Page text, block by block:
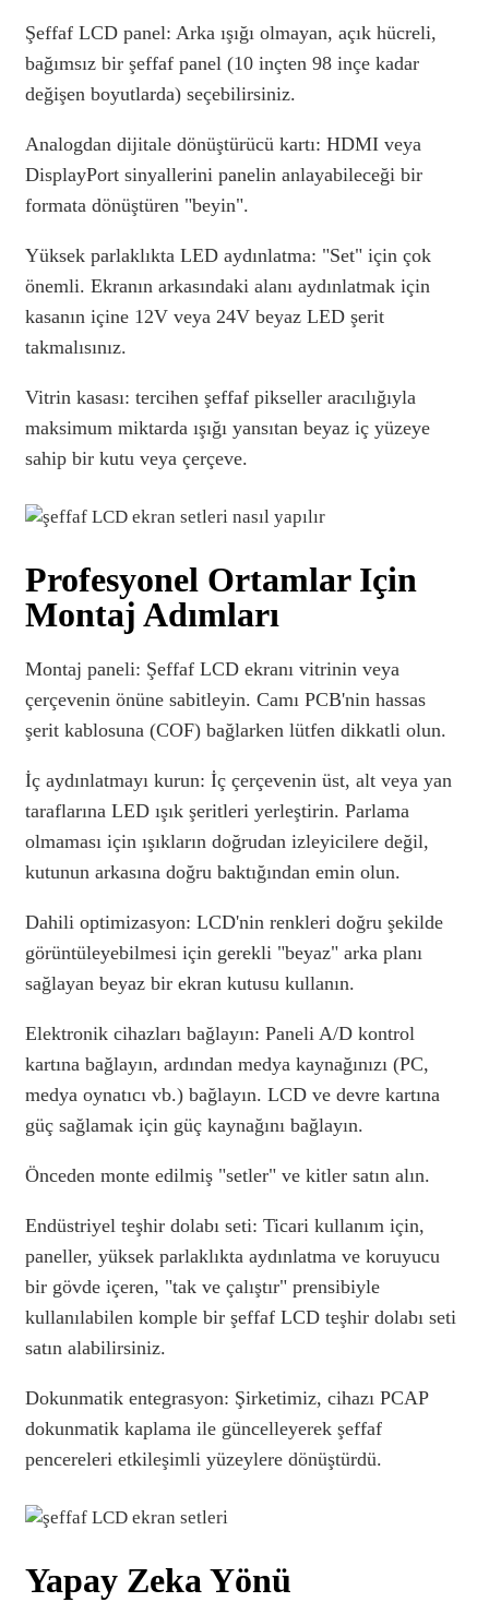
Şeffaf LCD panel: Arka ışığı olmayan, açık hücreli,
bağımsız bir şeffaf panel (10 inçten 98 inçe kadar
değişen boyutlarda) seçebilirsiniz.
Analogdan dijitale dönüştürücü kartı: HDMI veya
DisplayPort sinyallerini panelin anlayabileceği bir
formata dönüştüren "beyin".
Yüksek parlaklıkta LED aydınlatma: "Set" için çok
önemli. Ekranın arkasındaki alanı aydınlatmak için
kasanın içine 12V veya 24V beyaz LED şerit
takmalısınız.
Vitrin kasası: tercihen şeffaf pikseller aracılığıyla
maksimum miktarda ışığı yansıtan beyaz iç yüzeye
sahip bir kutu veya çerçeve.
Profesyonel Ortamlar Için
Montaj Adımları
Montaj paneli: Şeffaf LCD ekranı vitrinin veya
çerçevenin önüne sabitleyin. Camı PCB'nin hassas
şerit kablosuna (COF) bağlarken lütfen dikkatli olun.
İç aydınlatmayı kurun: İç çerçevenin üst, alt veya yan
taraflarına LED ışık şeritleri yerleştirin. Parlama
olmaması için ışıkların doğrudan izleyicilere değil,
kutunun arkasına doğru baktığından emin olun.
Dahili optimizasyon: LCD'nin renkleri doğru şekilde
görüntüleyebilmesi için gerekli "beyaz" arka planı
sağlayan beyaz bir ekran kutusu kullanın.
Elektronik cihazları bağlayın: Paneli A/D kontrol
kartına bağlayın, ardından medya kaynağınızı (PC,
medya oynatıcı vb.) bağlayın. LCD ve devre kartına
güç sağlamak için güç kaynağını bağlayın.
Önceden monte edilmiş "setler" ve kitler satın alın.
Endüstriyel teşhir dolabı seti: Ticari kullanım için,
paneller, yüksek parlaklıkta aydınlatma ve koruyucu
bir gövde içeren, "tak ve çalıştır" prensibiyle
kullanılabilen komple bir şeffaf LCD teşhir dolabı seti
satın alabilirsiniz.
Dokunmatik entegrasyon: Şirketimiz, cihazı PCAP
dokunmatik kaplama ile güncelleyerek şeffaf
pencereleri etkileşimli yüzeylere dönüştürdü.
Yapay Zeka Yönü